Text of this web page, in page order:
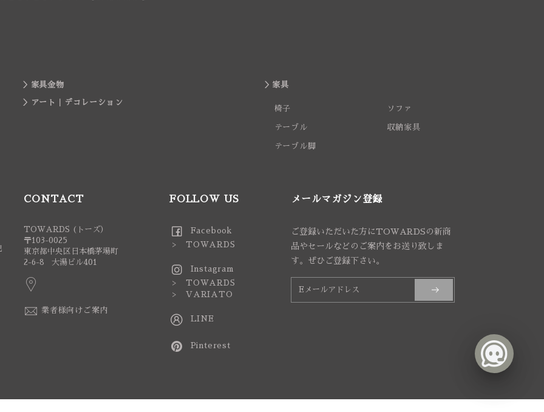
家具金物
アート｜デコレーション
家具
椅子 ソファ
テーブル 収納家具
テーブル脚
CONTACT
TOWARDS (トーズ）
〒103-0025
東京都中央区日本橋茅場町
2-6-8 大湯ビル401
業者様向けご案内
FOLLOW US
Facebook
> TOWARDS
Instagram
> TOWARDS
> VARIATO
LINE
Pinterest
メールマガジン登録
ご登録いただいた方にTOWARDSの新商
品やセールなどのご案内をお送り致しま
す。ぜひご登録下さい。